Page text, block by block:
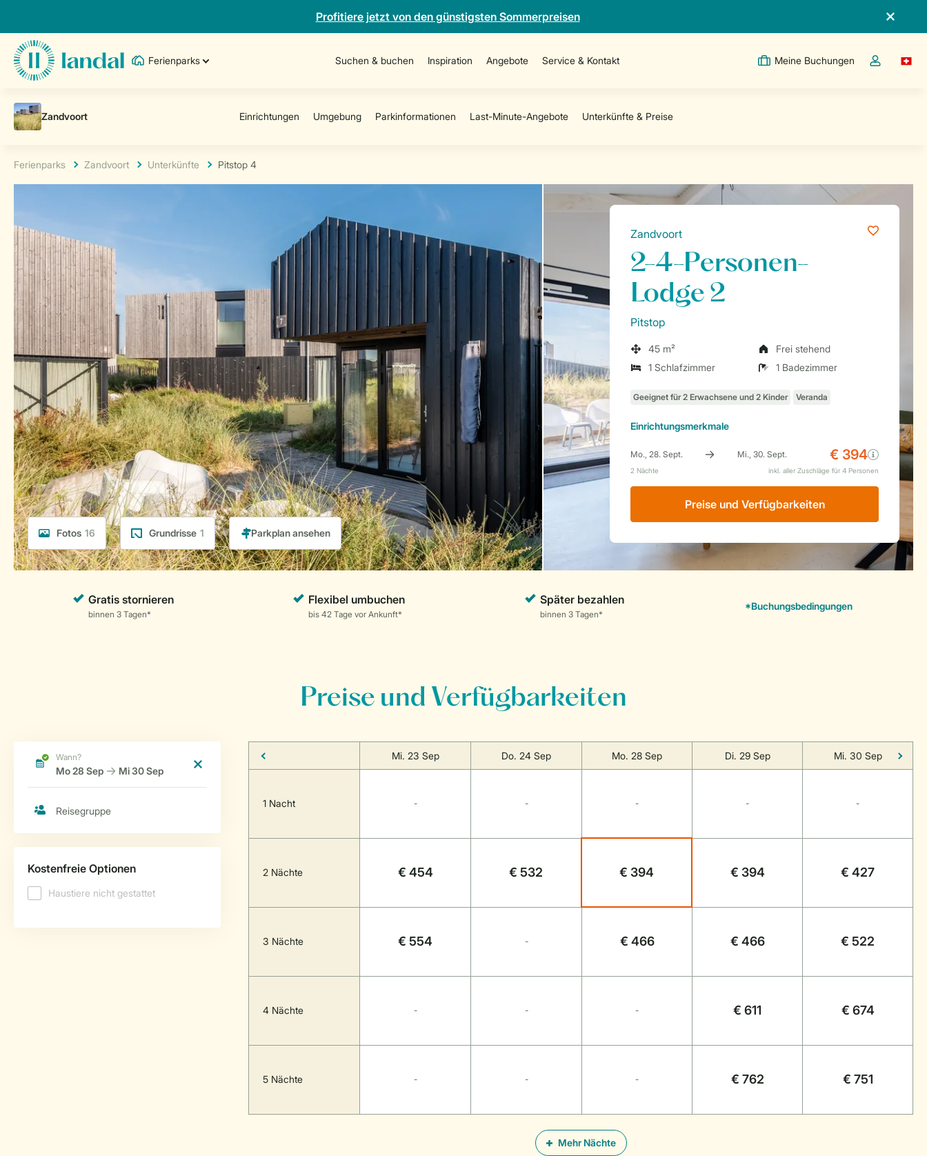
Profitiere jetzt von den günstigsten Sommerpreisen
Ferienparks Suchen & buchen Inspiration Angebote Service & Kontakt Meine Buchungen
Dropdown-
Ferienparks Zandvoort Unterkünfte Pitstop 4
Fotos 16 Grundrisse 1
Zandvoort
2-4-Personen-
Lodge 2
Pitstop
45 m²
Frei stehend
1 Schlafzimmer
1 Badezimmer
Einrichtungsmerkmale
Preise und Verfügbarkeiten
Preise und Verfügbarkeiten
Mehr Nächte
Mi. 23 Sep Do. 24 Sep Mo. 28 Sep Di. 29 Sep Mi. 30 Sep
1 Nacht - - - - -
2 Nächte € 454 € 532 € 394 € 394 € 427
3 Nächte € 554 - € 466 € 466 € 522
4 Nächte - - - € 611 € 674
5 Nächte - - - € 762 € 751